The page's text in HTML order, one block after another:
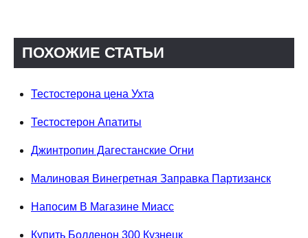
ПОХОЖИЕ СТАТЬИ
Тестостерона цена Ухта
Тестостерон Апатиты
Джинтропин Дагестанские Огни
Малиновая Винегретная Заправка Партизанск
Напосим В Магазине Миасс
Купить Болденон 300 Кузнецк